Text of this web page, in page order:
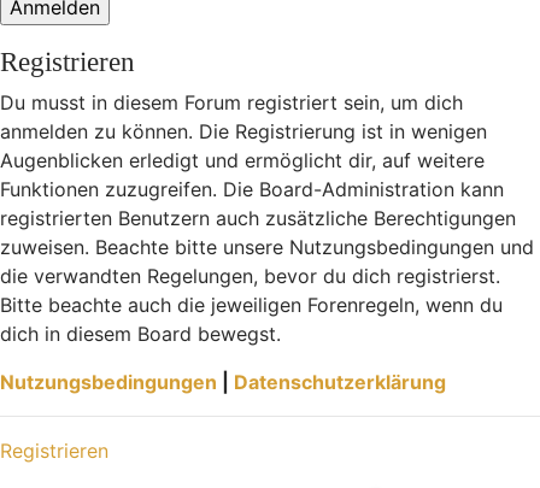
Registrieren
Du musst in diesem Forum registriert sein, um dich
anmelden zu können. Die Registrierung ist in wenigen
Augenblicken erledigt und ermöglicht dir, auf weitere
Funktionen zuzugreifen. Die Board-Administration kann
registrierten Benutzern auch zusätzliche Berechtigungen
zuweisen. Beachte bitte unsere Nutzungsbedingungen und
die verwandten Regelungen, bevor du dich registrierst.
Bitte beachte auch die jeweiligen Forenregeln, wenn du
dich in diesem Board bewegst.
Nutzungsbedingungen
Datenschutzerklärung
Registrieren